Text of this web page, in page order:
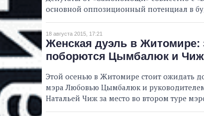
основной оппозиционный потенциал в
18 августа 2015, 17:21
Женская дуэль в Житомире:
поборются Цымбалюк и Чиж
Этой осенью в Житомире стоит ожидать
мэра Любовью Цымбалюк и
Натальей Чиж за место во втором туре